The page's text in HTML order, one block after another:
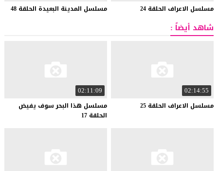
مسلسل الاعراف الحلقة 24 مسلسل المدينة البعيدة الحلقة 48
شاهد أيضاً :
02:14:55
مسلسل الاعراف الحلقة 25
02:11:09
مسلسل هذا البحر سوف يفيض
الحلقة 17